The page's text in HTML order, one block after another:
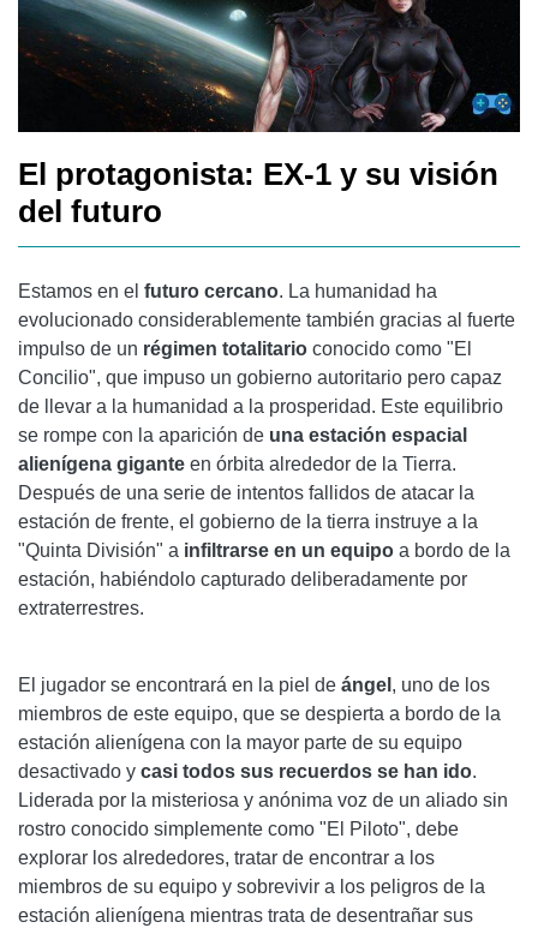
El protagonista: EX-1 y su visión
del futuro
Estamos en el futuro cercano. La humanidad ha
evolucionado considerablemente también gracias al fuerte
impulso de un régimen totalitario conocido como "El
Concilio", que impuso un gobierno autoritario pero capaz
de llevar a la humanidad a la prosperidad. Este equilibrio
se rompe con la aparición de una estación espacial
alienígena gigante en órbita alrededor de la Tierra.
Después de una serie de intentos fallidos de atacar la
estación de frente, el gobierno de la tierra instruye a la
"Quinta División" a infiltrarse en un equipo a bordo de la
estación, habiéndolo capturado deliberadamente por
extraterrestres.
El jugador se encontrará en la piel de ángel , uno de los
miembros de este equipo, que se despierta a bordo de la
estación alienígena con la mayor parte de su equipo
desactivado y casi todos sus recuerdos se han ido.
Liderada por la misteriosa y anónima voz de un aliado sin
rostro conocido simplemente como "El Piloto", debe
explorar los alrededores, tratar de encontrar a los
miembros de su equipo y sobrevivir a los peligros de la
estación alienígena mientras trata de desentrañar sus